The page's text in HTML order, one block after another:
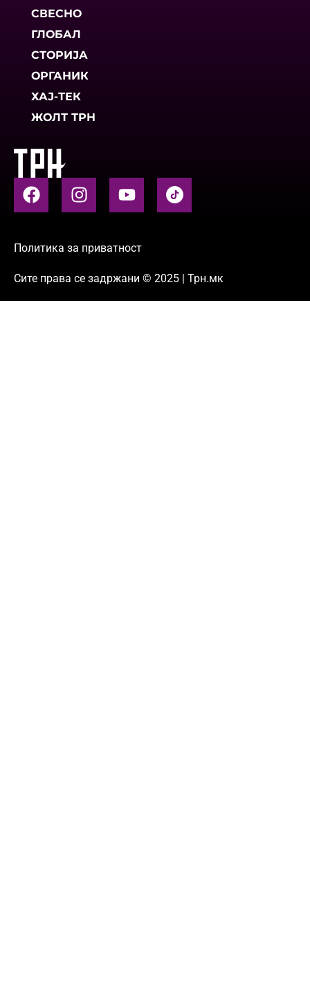
СВЕСНО
ГЛОБАЛ
СТОРИЈА
ОРГАНИК
ХАЈ-ТЕК
ЖОЛТ ТРН
Политика за приватност
Сите права се задржани © 2025 | Трн.мк